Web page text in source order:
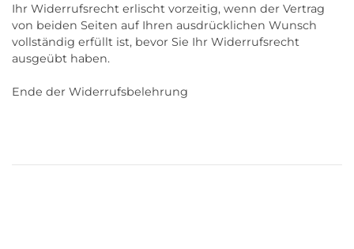
Ihr Widerrufsrecht erlischt vorzeitig, wenn der Vertrag
von beiden Seiten auf Ihren ausdrücklichen Wunsch
vollständig erfüllt ist, bevor Sie Ihr Widerrufsrecht
ausgeübt haben.
Ende der Widerrufsbelehrung